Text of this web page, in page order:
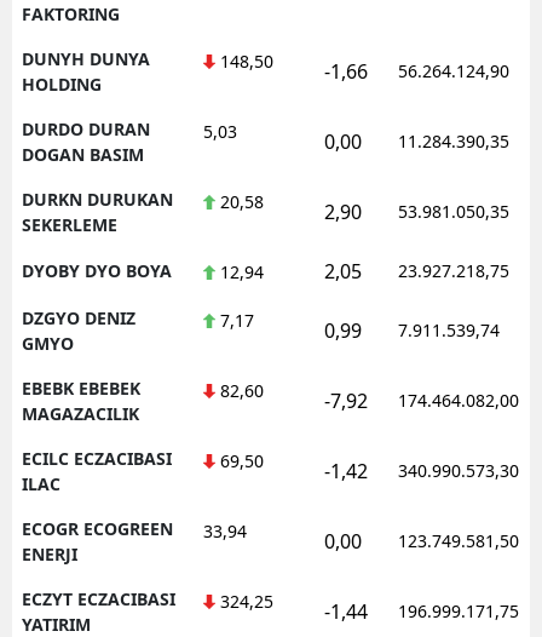
FAKTORING
DUNYH DUNYA
HOLDING
148,50 -1,66 56.264.124,90
DURDO DURAN
DOGAN BASIM
5,03 0,00 11.284.390,35
DURKN DURUKAN
SEKERLEME
20,58 2,90 53.981.050,35
DYOBY DYO BOYA 12,94 2,05 23.927.218,75
DZGYO DENIZ
GMYO
7,17 0,99 7.911.539,74
EBEBK EBEBEK
MAGAZACILIK
82,60 -7,92 174.464.082,00
ECILC ECZACIBASI
ILAC
69,50 -1,42 340.990.573,30
ECOGR ECOGREEN
ENERJI
33,94 0,00 123.749.581,50
ECZYT ECZACIBASI
YATIRIM
324,25 -1,44 196.999.171,75